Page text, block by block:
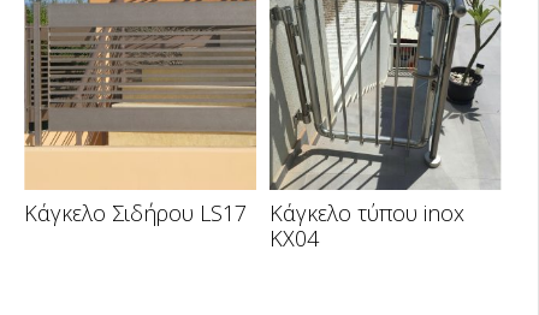
Κάγκελο Σιδήρου LS17
Κάγκελο τύπου inox
KX04